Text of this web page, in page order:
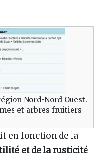
Nord-Nord Ouest.
et arbres fruitiers
en fonction de la
et de la rusticité